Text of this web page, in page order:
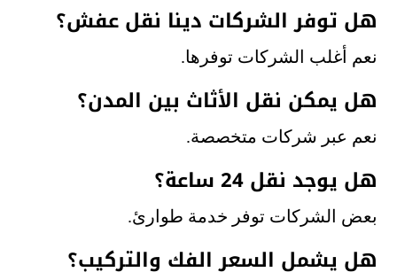
هل توفر الشركات دينا نقل عفش؟
نعم أغلب الشركات توفرها.
هل يمكن نقل الأثاث بين المدن؟
نعم عبر شركات متخصصة.
هل يوجد نقل 24 ساعة؟
بعض الشركات توفر خدمة طوارئ.
هل يشمل السعر الفك والتركيب؟